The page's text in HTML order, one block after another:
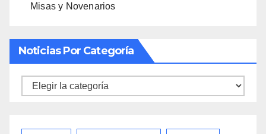
Misas y Novenarios
Noticias Por Categoría
Noticias